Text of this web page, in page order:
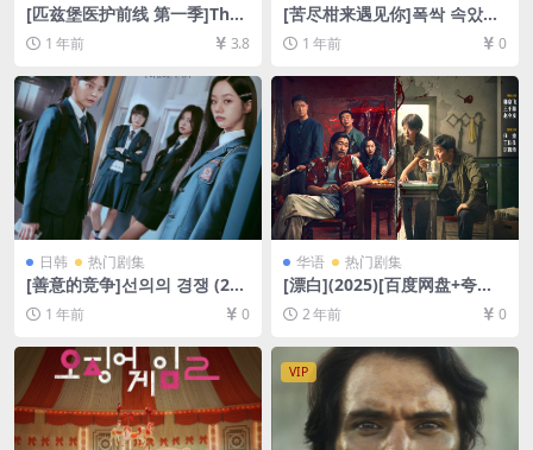
[匹兹堡医护前线 第一季]The
Pitt Season 1 (2025)[百度网
盘+夸克网盘4K超清未删减资
42GB][中英字幕]
1 年前 3.8
[苦尽柑来遇见你]폭싹 속았수
다 (2025)[百度网盘+夸克网盘
4K超清未删减资源][网盘在线
字幕]
1 年前 0
日韩 热门剧集
[善意的竞争]선의의 경쟁 (202
5)[百度网盘+夸克网盘1080P
超清未删减资源][网盘在线播
放/下载][MP4/18GB][官方中
字]
1 年前 0
华语 热门剧集
[漂白](2025)[百度网盘+夸克
网盘1080P/4K超清未删减资
源][网盘在线播放/下载][MP4/
18GB][中文字幕]
2 年前 0
VIP